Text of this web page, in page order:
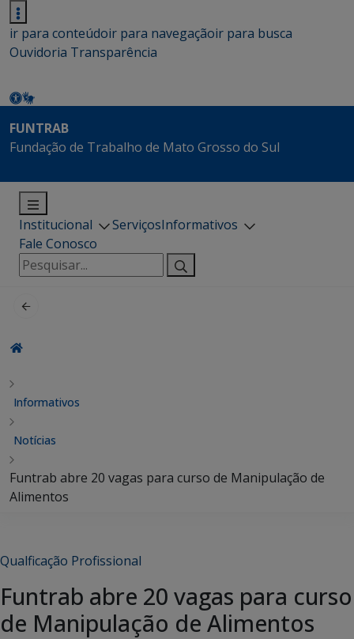
ir para conteúdoir para navegaçãoir para busca
Ouvidoria Transparência
FUNTRAB
Fundação de Trabalho de Mato Grosso do Sul
Institucional ServiçosInformativos
Fale Conosco
Pesquisar
por:
Informativos
Notícias
Funtrab abre 20 vagas para curso de Manipulação de
Alimentos
Qualficação Profissional
Funtrab abre 20 vagas para curso
de Manipulação de Alimentos